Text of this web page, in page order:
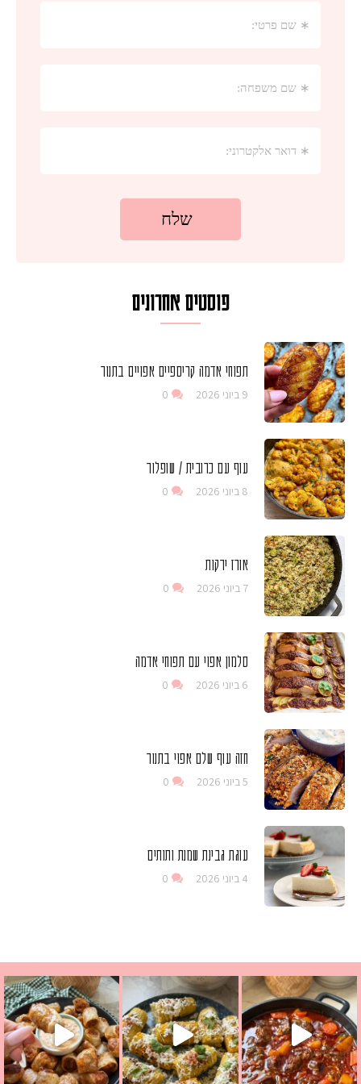
פוסטים אחרונים
תפוחי אדמה קריספיים אפויים בתנור
9 ביוני 2026 0
עוף עם כרובית / שופלור
8 ביוני 2026 0
אורז ירקות
7 ביוני 2026 0
סלמון אפוי עם תפוחי אדמה
6 ביוני 2026 0
חזה עוף שלם אפוי בתנור
5 ביוני 2026 0
עוגת גבינת שמנת ותותים
4 ביוני 2026 0
בולגרית מעודנת מ
פרגיות קריספיים ממכרים שמכינים בכמה דקות עב